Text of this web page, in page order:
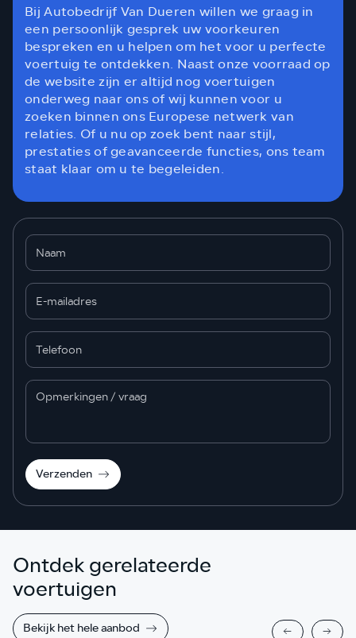
Bij Autobedrijf Van Dueren willen we graag in
een persoonlijk gesprek uw voorkeuren
bespreken en u helpen om het voor u perfecte
voertuig te ontdekken. Naast onze voorraad op
de website zijn er altijd nog voertuigen
onderweg naar ons of wij kunnen voor u
zoeken binnen ons Europese netwerk van
relaties. Of u nu op zoek bent naar stijl,
prestaties of geavanceerde functies, ons team
staat klaar om u te begeleiden.
Verzenden
Ontdek gerelateerde
voertuigen
Bekijk het hele aanbod